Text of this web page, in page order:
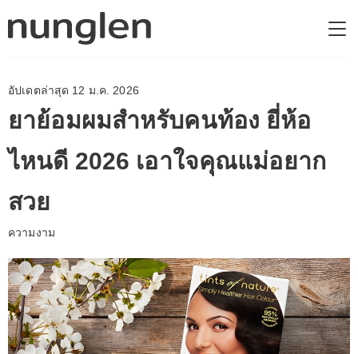
อัปเดตล่าสุด 12 ม.ค. 2026
ยาย้อมผมสำหรับคนท้อง ยี่ห้อ
ไหนดี 2026 เอาใจคุณแม่อยาก
สวย
ความงาม